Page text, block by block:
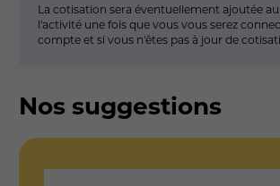
La cotisation sera éventuellement ajoutée
l'activité une fois que vous vous serez
compte et si vous n'êtes pas à jour de
Nos suggestions